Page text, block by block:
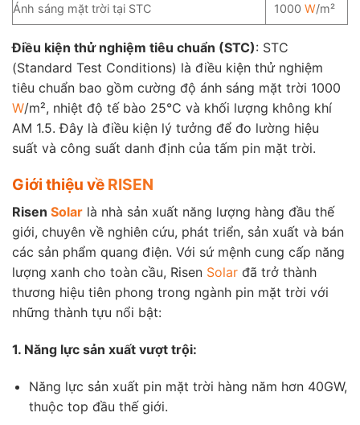
Ánh sáng mặt trời tại STC 1000 W/m²
Điều kiện thử nghiệm tiêu chuẩn (STC): STC
(Standard Test Conditions) là điều kiện thử nghiệm
tiêu chuẩn bao gồm cường độ ánh sáng mặt trời 1000
W/m², nhiệt độ tế bào 25°C và khối lượng không khí
AM 1.5. Đây là điều kiện lý tưởng để đo lường hiệu
suất và công suất danh định của tấm pin mặt trời.
Giới thiệu về RISEN
Risen Solar là nhà sản xuất năng lượng hàng đầu thế
giới, chuyên về nghiên cứu, phát triển, sản xuất và bán
các sản phẩm quang điện. Với sứ mệnh cung cấp năng
lượng xanh cho toàn cầu, Risen Solar đã trở thành
thương hiệu tiên phong trong ngành pin mặt trời với
những thành tựu nổi bật:
1. Năng lực sản xuất vượt trội:
Năng lực sản xuất pin mặt trời hàng năm hơn 40GW,
thuộc top đầu thế giới.